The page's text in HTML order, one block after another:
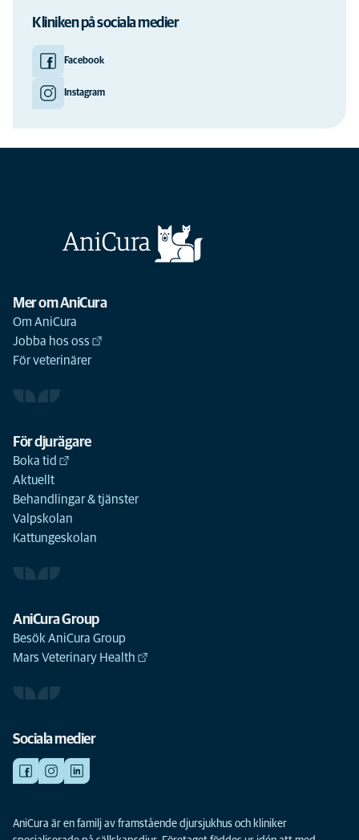
Kliniken på sociala medier
Facebook
Instagram
Mer om AniCura
Om AniCura
Jobba hos oss
För veterinärer
För djurägare
Boka tid
Aktuellt
Behandlingar & tjänster
Valpskolan
Kattungeskolan
AniCura Group
Besök AniCura Group
Mars Veterinary Health
Sociala medier
AniCura är en familj av framstående djursjukhus och kliniker